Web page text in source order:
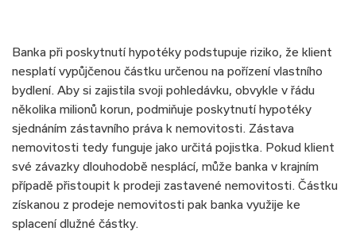
Banka při poskytnutí hypotéky podstupuje riziko, že klient
nesplatí vypůjčenou částku určenou na pořízení vlastního
bydlení. Aby si zajistila svoji pohledávku, obvykle v řádu
několika milionů korun, podmiňuje poskytnutí hypotéky
sjednáním zástavního práva k nemovitosti. Zástava
nemovitosti tedy funguje jako určitá pojistka. Pokud klient
své závazky dlouhodobě nesplácí, může banka v krajním
případě přistoupit k prodeji zastavené nemovitosti. Částku
získanou z prodeje nemovitosti pak banka využije ke
splacení dlužné částky.